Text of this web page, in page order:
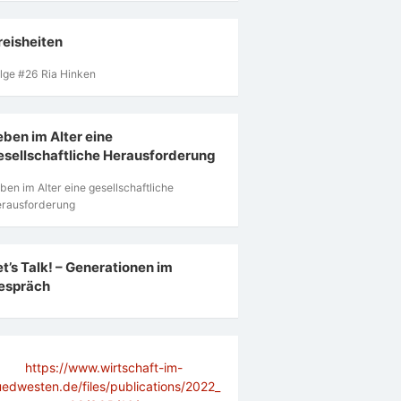
#26 Ria Hinken
im Alter eine
Herausforderung
im Alter eine gesellschaftliche
Talk! – Generationen im
https://www.wirtschaft-im-
files/publications/2022_